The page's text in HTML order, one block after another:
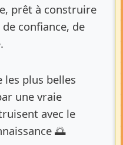
prêt à construire
confiance, de
les plus belles
une vraie
avec le
🌅